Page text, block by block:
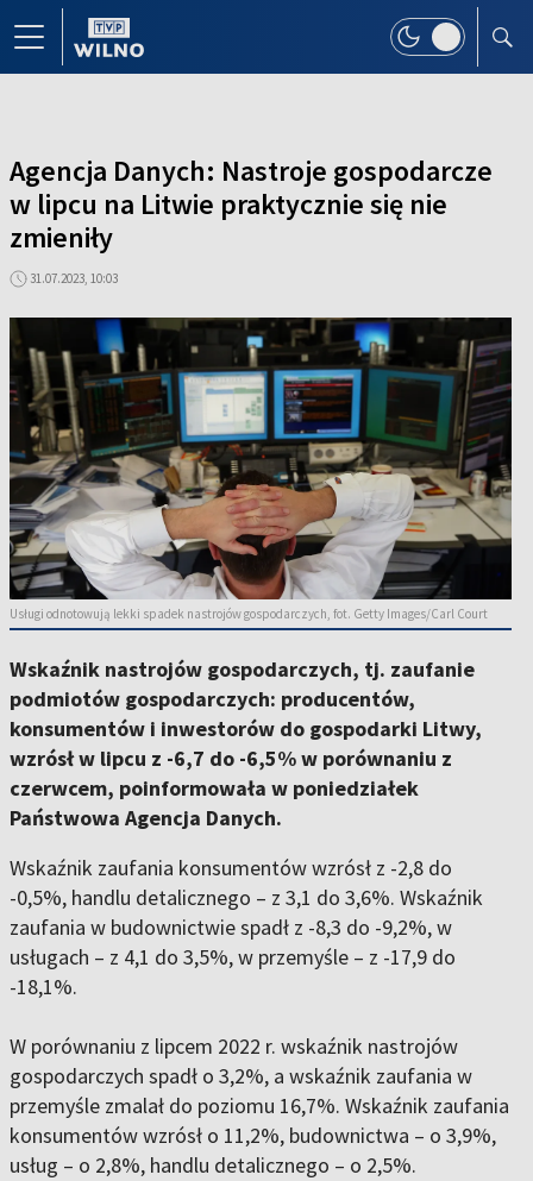
Agencja Danych: Nastroje gospodarcze
w lipcu na Litwie praktycznie się nie
zmieniły
31.07.2023, 10:03
Usługi odnotowują lekki spadek nastrojów gospodarczych, fot. Getty Images/Carl Court
Wskaźnik nastrojów gospodarczych, tj. zaufanie
podmiotów gospodarczych: producentów,
konsumentów i inwestorów do gospodarki Litwy,
wzrósł w lipcu z -6,7 do -6,5% w porównaniu z
czerwcem, poinformowała w poniedziałek
Państwowa Agencja Danych.
Wskaźnik zaufania konsumentów wzrósł z -2,8 do
-0,5%, handlu detalicznego – z 3,1 do 3,6%. Wskaźnik
zaufania w budownictwie spadł z -8,3 do -9,2%, w
usługach – z 4,1 do 3,5%, w przemyśle – z -17,9 do
-18,1%.
W porównaniu z lipcem 2022 r. wskaźnik nastrojów
gospodarczych spadł o 3,2%, a wskaźnik zaufania w
przemyśle zmalał do poziomu 16,7%. Wskaźnik zaufania
konsumentów wzrósł o 11,2%, budownictwa – o 3,9%,
usług – o 2,8%, handlu detalicznego – o 2,5%.